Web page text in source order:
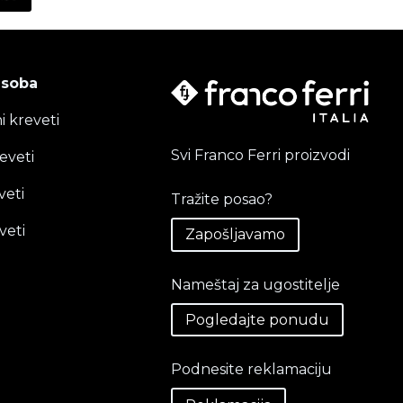
kreveti
Svi Franco Ferri proizvodi
Tražite posao?
Zapošljavamo
Nameštaj za ugostitelje
Pogledajte ponudu
Podnesite reklamaciju